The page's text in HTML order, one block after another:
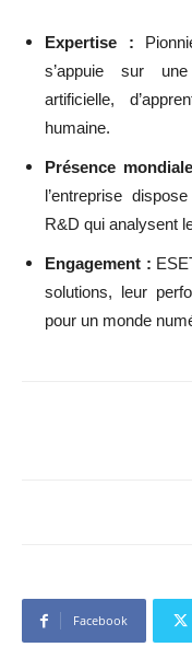
Expertise :
s’appuie sur une
artificielle,
humaine.
Présence
l’entreprise
R&D qui analysent
Engagement :
solutions, leur
pour un monde
Facebook